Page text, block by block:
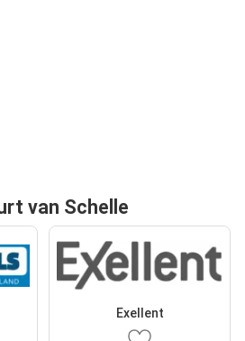
van Schelle
Exellent